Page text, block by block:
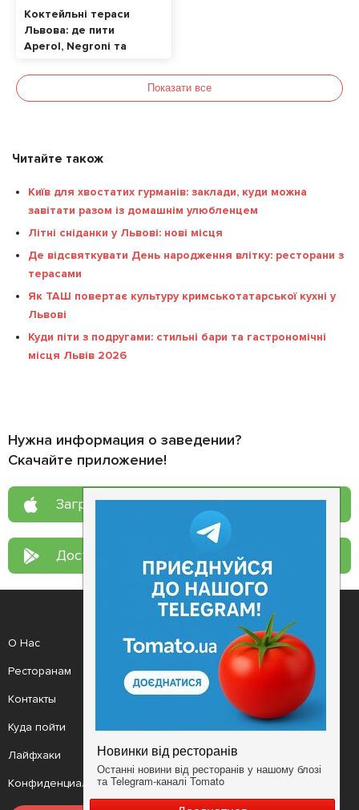
Коктейльні тераси
Львова: де пити
Aperol, Negroni та
Показати все
Читайте також
Київ для хвостатих гурманів: заклади, куди можна
завітати разом із домашнім улюбленцем
Літні сніданки у Львові: нові місця
Де відсвяткувати День народження влітку: ресторани з
терасами
Як ТАШ повертає культуру кримськотатарської кухні у
Львові
Куди піти з подругами: стильні бари та гастрономічні
місця Львів 2026
Нужна информация о заведении?
Скачайте приложение!
Загрузите в App Store
Доступно в Google Play
О Нас
Ресторанам
Контакты
Куда пойти
Лайфхаки
Конфиденциальность
Рецепт дня
Новости
Анонсы
Мобильное приложение
Условия